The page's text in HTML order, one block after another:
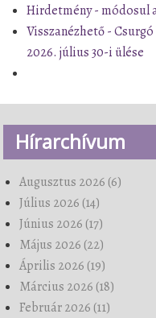
Hirdetmény - módosul
Visszanézhető -
2026. július 30-i ülése
Hírarchívum
Augusztus 2026 (6)
Július 2026 (14)
Június 2026 (17)
Május 2026 (22)
Április 2026 (19)
Március 2026 (18)
Február 2026 (11)